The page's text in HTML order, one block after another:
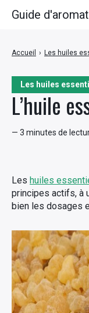
Les huiles
L’huile
— 3 minutes de
Accueil › Les huiles
Les huiles
principes actifs, à
bien les dosages
Guide
Huiles végétales
Hydrolats